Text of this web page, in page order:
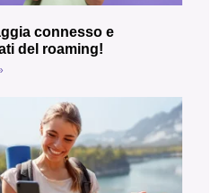
connesso e
del roaming!